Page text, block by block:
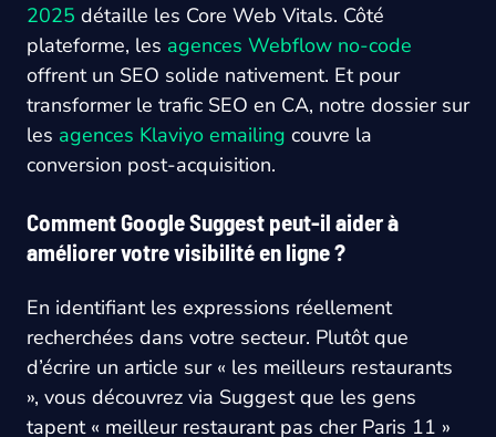
2025 détaille les Core Web Vitals. Côté
plateforme, les agences Webflow no-code
offrent un SEO solide nativement. Et pour
transformer le trafic SEO en CA, notre dossier sur
les agences Klaviyo emailing couvre la
conversion post-acquisition.
Comment Google Suggest peut-il aider à
améliorer votre visibilité en ligne ?
En identifiant les expressions réellement
recherchées dans votre secteur. Plutôt que
d’écrire un article sur « les meilleurs restaurants
», vous découvrez via Suggest que les gens
tapent « meilleur restaurant pas cher Paris 11 »